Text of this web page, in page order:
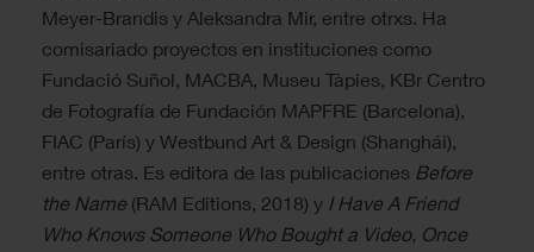
Meyer-Brandis y Aleksandra Mir, entre otrxs. Ha
comisariado proyectos en instituciones como
Fundació Suñol, MACBA, Museu Tàpies, KBr Centro
de Fotografía de Fundación MAPFRE (Barcelona),
FIAC (París) y Westbund Art & Design (Shanghái),
entre otras. Es editora de las publicaciones Before
the Name (RAM Editions, 2018) y I Have A Friend
Who Knows Someone Who Bought a Video, Once